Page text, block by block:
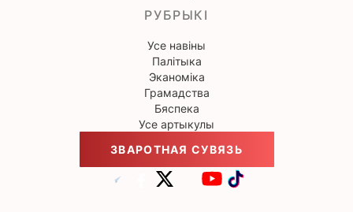
РУБРЫКІ
Усе навіны
Палітыка
Эканоміка
Грамадства
Бяспека
Усе артыкулы
ЗВАРОТНАЯ СУВЯЗЬ